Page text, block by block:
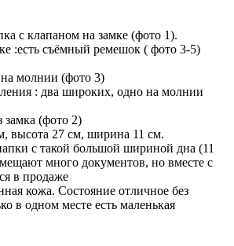
с клапаном на замке (фото 1).
:есть съёмный ремешок ( фото 3-5)
молнии (фото 3)
: два широких, одно на молнии
замка (фото 2)
высота 27 см, ширина 11 см.
с такой большой шириной дна (11
много документов, но вместе с
в продаже
кожа. Состояние отличное без
в одном месте есть маленькая